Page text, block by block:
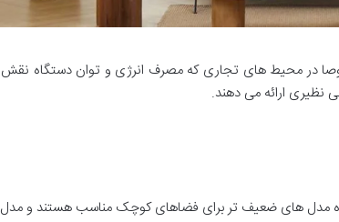
محیط های تجاری که مصرف انرژی و توان دستگاه نقش
نظیری ارائه می دهند.
های ضعیف تر برای فضاهای کوچک مناسب هستند و مدل